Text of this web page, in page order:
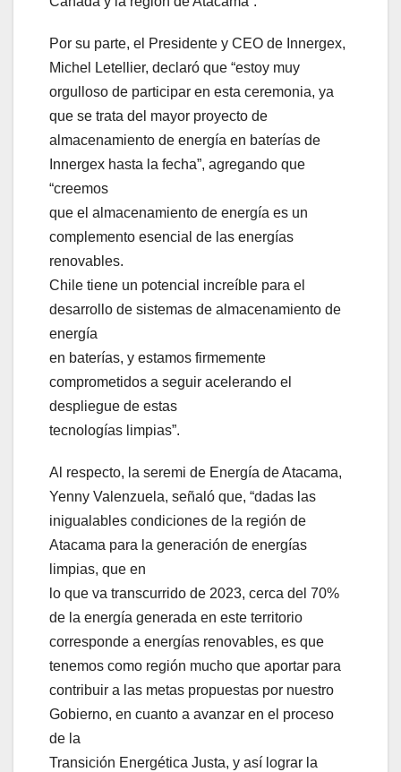
Por su parte, el Presidente y CEO de Innergex,
Michel Letellier, declaró que “estoy muy
orgulloso de participar en esta ceremonia, ya
que se trata del mayor proyecto de
almacenamiento de energía en baterías de
Innergex hasta la fecha”, agregando que
“creemos
que el almacenamiento de energía es un
complemento esencial de las energías
renovables.
Chile tiene un potencial increíble para el
desarrollo de sistemas de almacenamiento de
energía
en baterías, y estamos firmemente
comprometidos a seguir acelerando el
despliegue de estas
tecnologías limpias”.
Al respecto, la seremi de Energía de Atacama,
Yenny Valenzuela, señaló que, “dadas las
inigualables condiciones de la región de
Atacama para la generación de energías
limpias, que en
lo que va transcurrido de 2023, cerca del 70%
de la energía generada en este territorio
corresponde a energías renovables, es que
tenemos como región mucho que aportar para
contribuir a las metas propuestas por nuestro
Gobierno, en cuanto a avanzar en el proceso
de la
Transición Energética Justa, y así lograr la